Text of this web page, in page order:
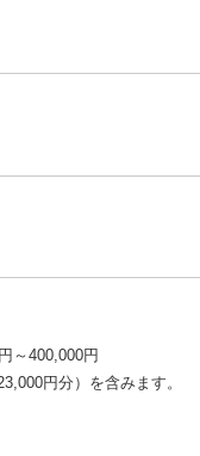
～400,000円
円分）を含みます。